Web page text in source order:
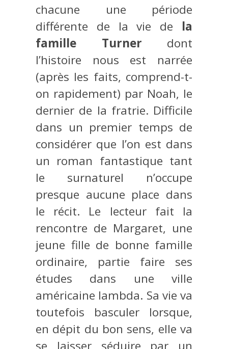
chacune une période
différente de la vie de la
famille Turner dont
l’histoire nous est narrée
(après les faits, comprend-t-
on rapidement) par Noah, le
dernier de la fratrie. Difficile
dans un premier temps de
considérer que l’on est dans
un roman fantastique tant
le surnaturel n’occupe
presque aucune place dans
le récit. Le lecteur fait la
rencontre de Margaret, une
jeune fille de bonne famille
ordinaire, partie faire ses
études dans une ville
américaine lambda. Sa vie va
toutefois basculer lorsque,
en dépit du bon sens, elle va
se laisser séduire par un